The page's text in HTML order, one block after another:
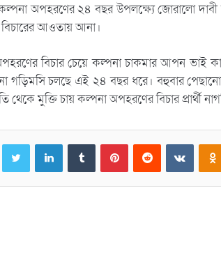
অপহরণের ২৪ বছর উপলক্ষ্যে জোরালো দাবী
আওতায় আনা।
বিচার চেয়ে কল্পনা চাকমার আপন ভাই
গড়িমসি চলছে এই ২৪ বছর ধরে। বহুবার
থেকে মুক্তি চায় কল্পনা অপহরণের বিচার প্রার্থী